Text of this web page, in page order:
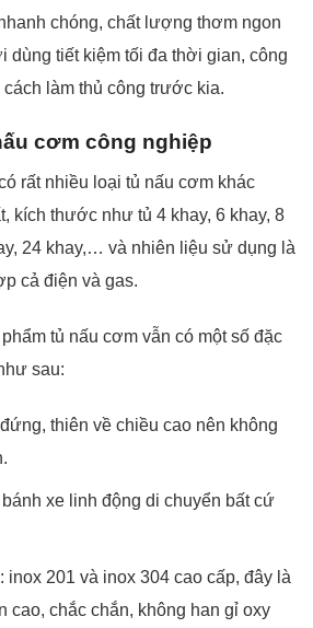
chóng, chất lượng thơm ngon
dùng tiết kiệm tối đa thời gian, công
làm thủ công trước kia.
cơm công nghiệp
rất nhiều loại tủ nấu cơm khác
kích thước như tủ 4 khay, 6 khay, 8
24 khay,… và nhiên liệu sử dụng là
cả điện và gas.
tủ nấu cơm vẫn có một số đặc
sau:
thiên về chiều cao nên không
xe linh động di chuyển bất cứ
inox 201 và inox 304 cao cấp, đây là
cao, chắc chắn, không han gỉ oxy